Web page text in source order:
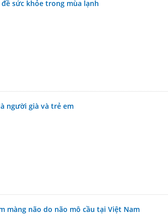
sức khỏe trong mùa lạnh
người già và trẻ em
màng não do não mô cầu tại Việt Nam